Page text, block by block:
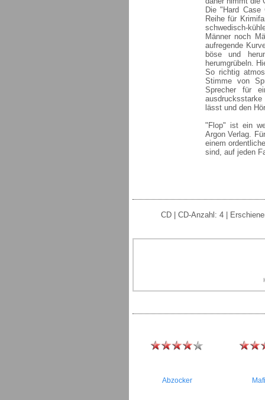
Die "Hard
Reihe für
schwedisch-
Männer noch
aufregende
böse und
herumgrübeln.
So richtig
Stimme von
Sprecher für
lässt und den
"Flop" ist ein
Argon Verlag.
einem
sind, auf jeden
CD | CD-Anzahl: 4 |
Abzocker